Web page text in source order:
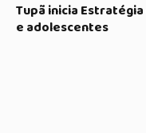
Tupã inicia
e adolescentes